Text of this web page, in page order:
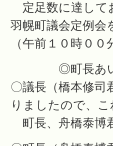
定足数に達して
羽幌町議会定例会
（午前１０時００
◎町長あい
〇議長（橋本修
りましたので、
町長、舟橋泰博